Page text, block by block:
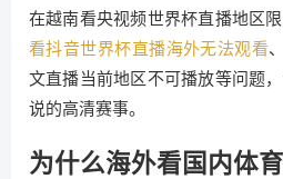
在越南看央视频世界杯直播地区
看抖音世界杯直播海外无法观看
文直播当前地区不可播放等问题
说的高清赛事。
为什么海外看国内体